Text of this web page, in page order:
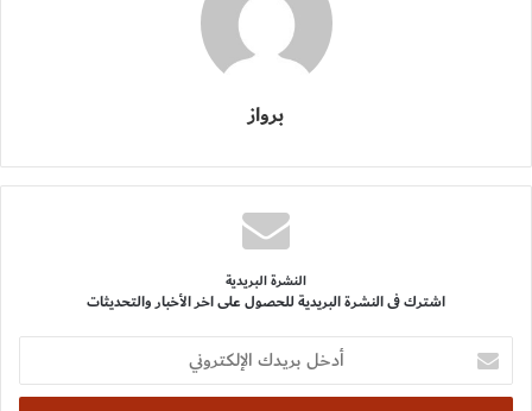
برواز
النشرة البريدية
اشترك فى النشرة البريدية للحصول على اخر الأخبار والتحديثات
أدخل
بريدك
الإلكتروني